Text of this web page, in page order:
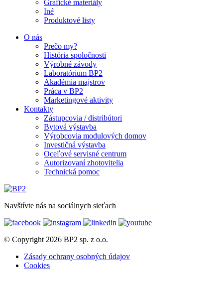
Grafické materiály
Iné
Produktové listy
O nás
Prečo my?
História spoločnosti
Výrobné závody
Laboratórium BP2
Akadémia majstrov
Práca v BP2
Marketingové aktivity
Kontakty
Zástupcovia / distribútori
Bytová výstavba
Výrobcovia modulových domov
Investičná výstavba
Oceľové servisné centrum
Autorizovaní zhotovitelia
Technická pomoc
Navštívte nás na sociálnych sieťach
© Copyright 2026 BP2 sp. z o.o.
Zásady ochrany osobných údajov
Cookies